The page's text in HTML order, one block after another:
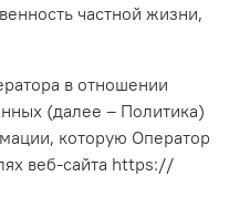
частной жизни,
в отношении
(далее – Политика)
которую Оператор
веб-сайта https://